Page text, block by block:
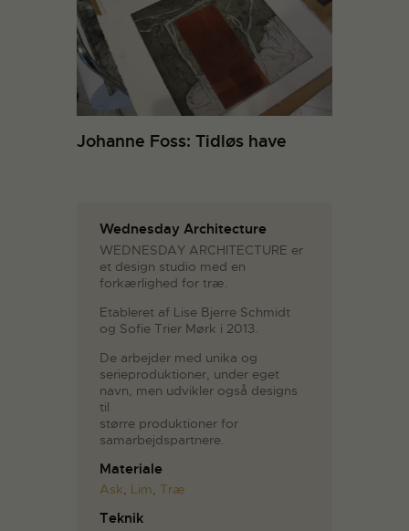
Johanne Foss: Tidløs have
Wednesday Architecture
WEDNESDAY ARCHITECTURE er
et design studio med en
forkærlighed for træ.
Etableret af Lise Bjerre Schmidt
og Sofie Trier Mørk i 2013.
De arbejder med unika og
serieproduktioner, under eget
navn, men udvikler også designs
til
større produktioner for
samarbejdspartnere.
Materiale
Ask, Lim, Træ
Teknik